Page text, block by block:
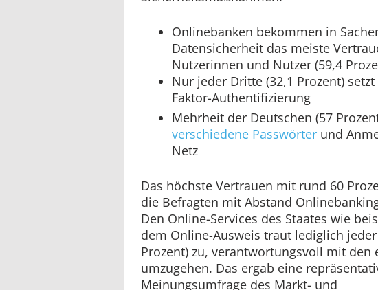
Onlinebanken bekommen in
Datensicherheit das meiste
Nutzerinnen und Nutzer (59,4
Nur jeder Dritte (32,1 Prozent)
Faktor-Authentifizierung
Mehrheit der Deutschen (57
verschiedene Passwörter und
Netz
Das höchste Vertrauen mit rund 60
die Befragten mit Abstand
Den Online-Services des Staates wie
dem Online-Ausweis traut lediglich
Prozent) zu, verantwortungsvoll mit den
umzugehen. Das ergab eine
Meinungsumfrage des Markt- und